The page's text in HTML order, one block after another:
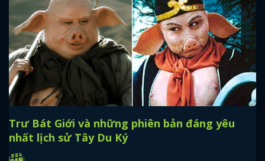
Trư Bát Giới và những phiên bản đáng yêu
nhất lịch sử Tây Du Ký